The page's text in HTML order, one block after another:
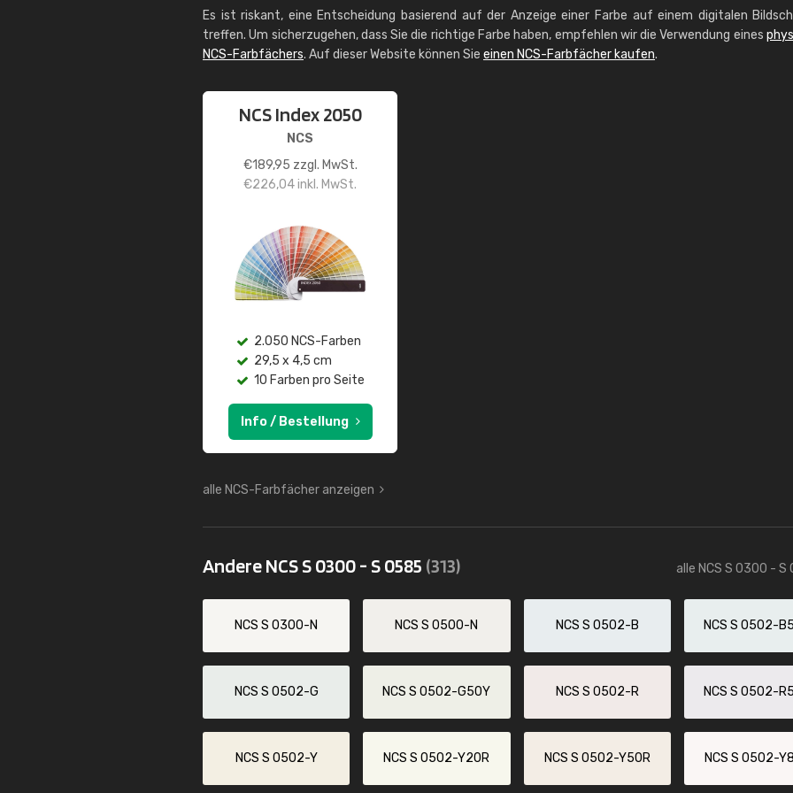
Es ist riskant, eine Entscheidung basierend auf der Anzeige einer Farbe auf einem digitalen
treffen. Um sicherzugehen, dass Sie die richtige Farbe haben, empfehlen wir die Verwendung eines
NCS-Farbfächers. Auf dieser Website können Sie einen NCS-Farbfächer kaufen.
NCS Index 2050
NCS
€189,95 zzgl. MwSt.
€226,04inkl. MwSt.
2.050 NCS-Farben
29,5 x 4,5 cm
10 Farben pro Seite
Info / Bestellung
alle NCS-Farbfächer anzeigen
Andere NCS S 0300 - S 0585 (313) alle NCS S 0300 - S
NCS S 0300-N NCS S 0500-N NCS S 0502-B NCS S 0502-
NCS S 0502-G NCS S 0502-G50Y NCS S 0502-R NCS S 0502-
NCS S 0502-Y NCS S 0502-Y20R NCS S 0502-Y50R NCS S 0502-